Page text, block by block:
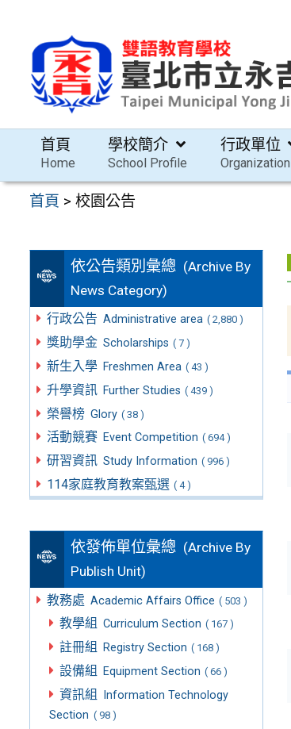
容
首頁
Home
學校簡介
School Profile
行政單位
Organization
首頁 >校園公告
依公告類別彙總 (Archive By
News Category)
行政公告 Administrative area ( 2,880 )
獎助學金 Scholarships ( 7 )
新生入學 Freshmen Area ( 43 )
升學資訊 Further Studies ( 439 )
榮譽榜 Glory ( 38 )
活動競賽 Event Competition ( 694 )
研習資訊 Study Information ( 996 )
114家庭教育教案甄選 ( 4 )
依發佈單位彙總 (Archive By
Publish Unit)
教務處 Academic Affairs Office ( 503 )
教學組 Curriculum Section ( 167 )
註冊組 Registry Section ( 168 )
設備組 Equipment Section ( 66 )
資訊組
Information Technology
Section ( 98 )